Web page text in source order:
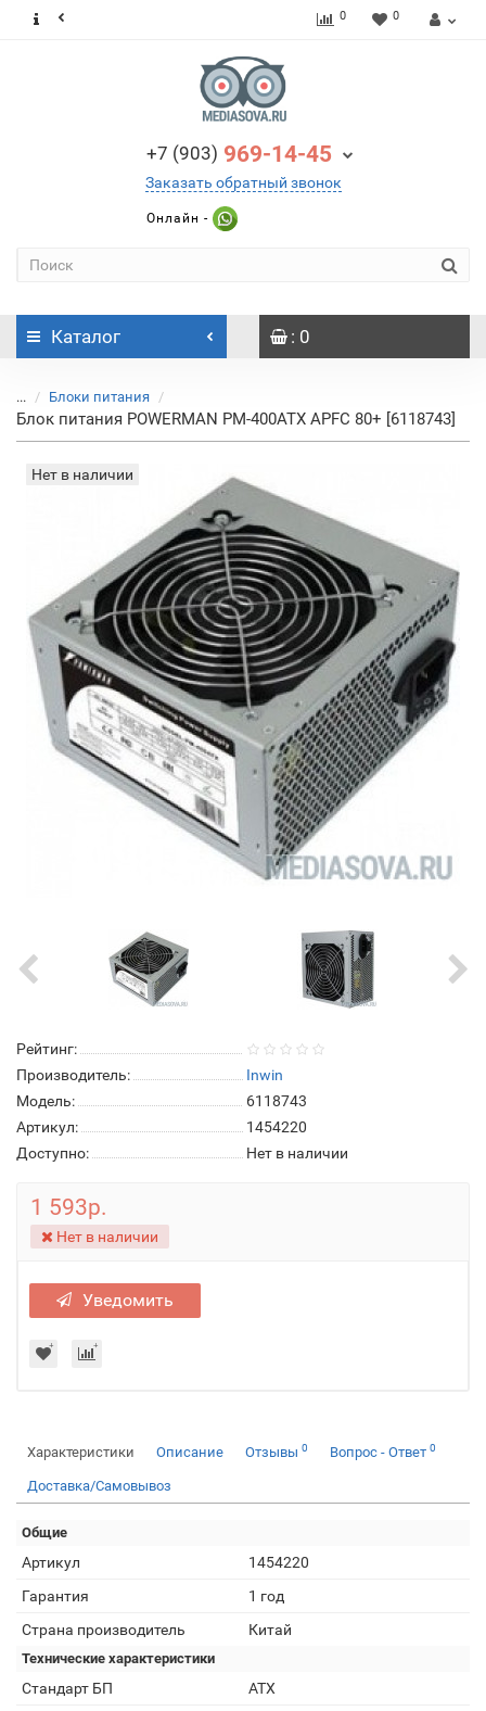
0 0
+7 (903) 969-14-45
Заказать обратный звонок
Онлайн -
Каталог : 0
... Блоки питания
Блок питания POWERMAN PM-400ATX APFC 80+ [6118743]
Нет в наличии
Рейтинг:
Производитель:
Inwin
Модель:
6118743
Артикул:
1454220
Доступно:
Нет в наличии
1 593р.
Нет в наличии
Уведомить
Характеристики Описание Отзывы 0 Вопрос - Ответ 0
Доставка/Самовывоз
Общие
Артикул
1454220
Гарантия
1 год
Страна производитель
Китай
Технические характеристики
Стандарт БП
ATX